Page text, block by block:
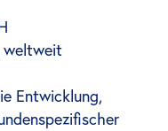
weltweit
Entwicklung,